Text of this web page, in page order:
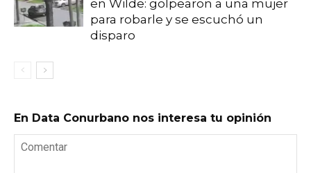
en Wilde: golpearon a una mujer
para robarle y se escuchó un
disparo
En Data Conurbano nos interesa tu opinión